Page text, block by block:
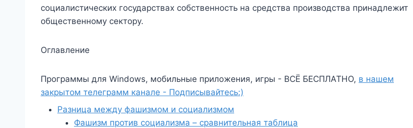
социалистических государствах собственность на средства производства принадлежит
общественному сектору.
Оглавление
Программы для Windows, мобильные приложения, игры - ВСЁ БЕСПЛАТНО, в нашем
закрытом телеграмм канале - Подписывайтесь:)
Разница между фашизмом и социализмом
Фашизм против социализма – сравнительная таблица